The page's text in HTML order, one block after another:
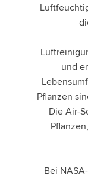
und
Pflanzen
Die Air-
Bei